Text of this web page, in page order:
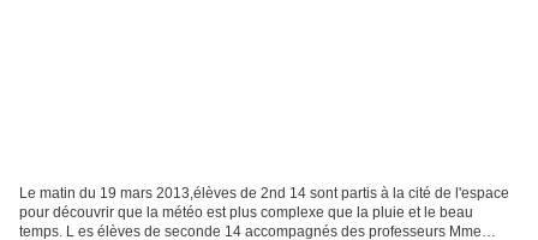
Le matin du 19 mars 2013,élèves de 2nd 14 sont partis à la cité de l'espace
pour découvrir que la météo est plus complexe que la pluie et le beau
temps. L es élèves de seconde 14 accompagnés des professeurs Mme